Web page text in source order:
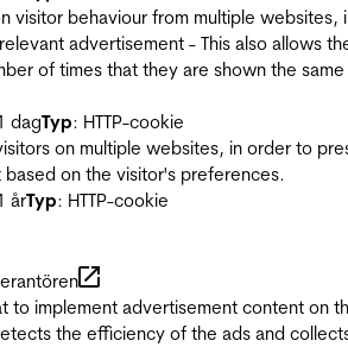
visitor behaviour from multiple websites,
advertisement - This also allows
of times that they are shown the same
dagTyp: HTTP-cookie
on multiple websites, in order to
on the visitor's preferences.
årTyp: HTTP-cookie
to implement advertisement content on
the efficiency of the ads and